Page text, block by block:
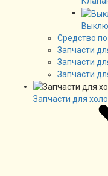
Средство
Запчасти
Запчасти
Запчасти
Запчасти для